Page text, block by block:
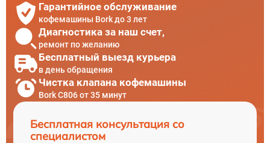
Гарантийное обслуживание
кофемашины Bork до 3 лет
Диагностика за наш счет,
ремонт по желанию
Бесплатный выезд курьера
в день обращения
Чистка клапана кофемашины
Bork C806 от 35 минут
Бесплатная консультация со
специалистом